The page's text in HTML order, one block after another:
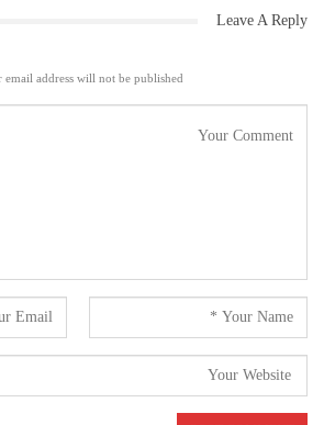
Leave A Reply
email address will not be published.